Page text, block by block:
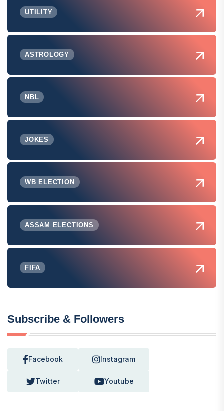
UTILITY
ASTROLOGY
NBL
JOKES
WB ELECTION
ASSAM ELECTIONS
FIFA
Subscribe & Followers
Facebook Instagram
Twitter Youtube